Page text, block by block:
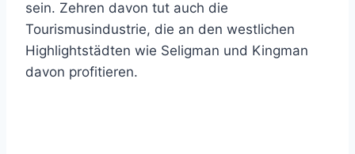
sein. Zehren davon tut auch die
Tourismusindustrie, die an den westlichen
Highlightstädten wie Seligman und Kingman
davon profitieren.